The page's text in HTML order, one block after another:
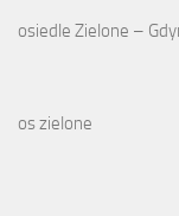
osiedle Zielone –
os zielone